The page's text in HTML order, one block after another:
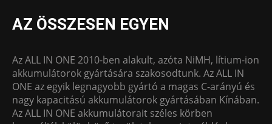
AZ ÖSSZESEN EGYEN
Az ALL IN ONE 2010-ben alakult, azóta NiMH, lítium-ion
akkumulátorok gyártására szakosodtunk. Az ALL IN
ONE az egyik legnagyobb gyártó a magas C-arányú és
nagy kapacitású akkumulátorok gyártásában Kínában.
Az ALL IN ONE akkumulátorait széles körben